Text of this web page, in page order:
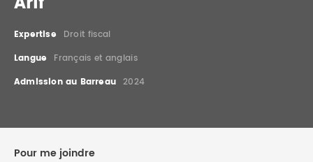
DROIT IMMOBILIER
STAGES
Expertise
Droit fiscal
Langue
Français et anglais
Admission au Barreau 2024
Pour me joindre